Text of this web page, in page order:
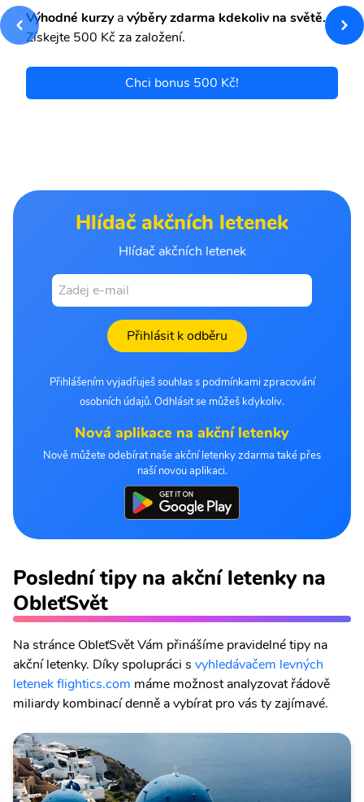
Výhodné kurzyavýběry zdarma kdekoliv na světě.
Získejte 500 Kč za založení.
Chci bonus 500 Kč!
Hlídač akčních letenek
Hlídač akčních letenek
Přihlásit k odběru
Přihlášením vyjadřuješ souhlas s podmínkami zpracování
osobních údajů. Odhlásit se můžeš kdykoliv.
Nová aplikace na akční letenky
Nově můžete odebírat naše akční letenky zdarma také přes
naší novou aplikaci.
Poslední tipy na akční letenky na
ObleťSvět
Na stránce ObleťSvět Vám přinášíme pravidelné tipy na
akční letenky. Díky spolupráci s vyhledávačem levných
letenek flightics.com máme možnost analyzovat řádově
miliardy kombinací denně a vybírat pro vás ty zajímavé.